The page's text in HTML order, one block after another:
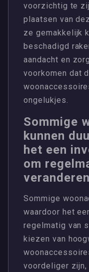
voorzichtig te
plaatsen van
ze gemakkelijk
beschadigd
aandacht en
voorkomen dat
ongelukjes.
Sommige
kunnen
het een
om
Sommige
waardoor het
regelmatig van
kiezen van
voordeliger zijn,